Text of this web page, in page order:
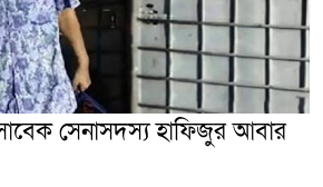
সেনাসদস্য হাফিজুর আবার